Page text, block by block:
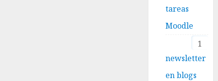
tareas
Moodle
1
newsletter
en blogs